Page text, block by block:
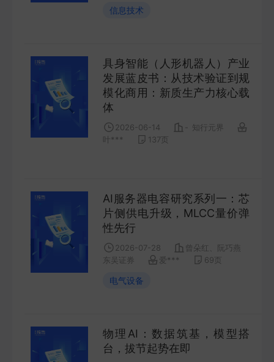
MINUTES
ANNUALS
FUTURES
信息技术
具身智能（人形机器人）产业
发展蓝皮书：从技术验证到规
模化商用：新质生产力核心载
体
2026-06-14
知行元界
叶***
137 页
AI服务器电容研究系列一：芯
片侧供电升级，MLCC量价弹
性先行
2026-07-28
曾朵红、阮巧燕
东吴证券
爱*** 69 页
电气设备
物理AI：数据筑基，模型搭
台，拔节起势在即